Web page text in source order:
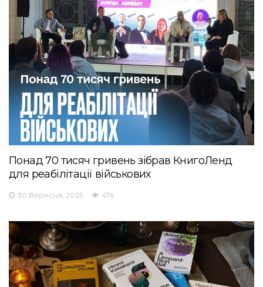
Понад 70 тисяч гривень зібрав КнигоЛенд
для реабілітації військових
30 Вересня, 2025 476